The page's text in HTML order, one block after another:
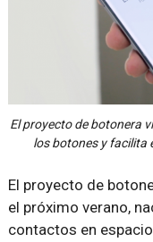
El proyecto de botonera
los botones y facilita
El proyecto de
el próximo verano,
contactos en